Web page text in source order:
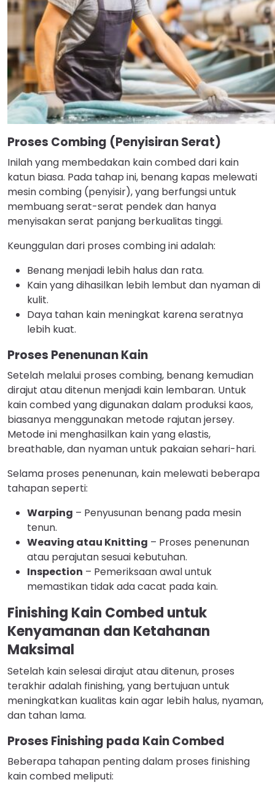
Proses Combing (Penyisiran Serat)
Inilah yang membedakan kain combed dari kain
katun biasa. Pada tahap ini, benang kapas melewati
mesin combing (penyisir), yang berfungsi untuk
membuang serat-serat pendek dan hanya
menyisakan serat panjang berkualitas tinggi.
Keunggulan dari proses combing ini adalah:
Benang menjadi lebih halus dan rata.
Kain yang dihasilkan lebih lembut dan nyaman di
kulit.
Daya tahan kain meningkat karena seratnya
lebih kuat.
Proses Penenunan Kain
Setelah melalui proses combing, benang kemudian
dirajut atau ditenun menjadi kain lembaran. Untuk
kain combed yang digunakan dalam produksi kaos,
biasanya menggunakan metode rajutan jersey.
Metode ini menghasilkan kain yang elastis,
breathable, dan nyaman untuk pakaian sehari-hari.
Selama proses penenunan, kain melewati beberapa
tahapan seperti:
Warping – Penyusunan benang pada mesin
tenun.
Weaving atau Knitting – Proses penenunan
atau perajutan sesuai kebutuhan.
Inspection – Pemeriksaan awal untuk
memastikan tidak ada cacat pada kain.
Finishing Kain Combed untuk
Kenyamanan dan Ketahanan
Maksimal
Setelah kain selesai dirajut atau ditenun, proses
terakhir adalah finishing, yang bertujuan untuk
meningkatkan kualitas kain agar lebih halus, nyaman,
dan tahan lama.
Proses Finishing pada Kain Combed
Beberapa tahapan penting dalam proses finishing
kain combed meliputi: